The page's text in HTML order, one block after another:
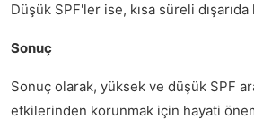
Düşük SPF'ler ise, kısa süreli
Sonuç
Sonuç olarak, yüksek ve düşük SPF
etkilerinden korunmak için hayati